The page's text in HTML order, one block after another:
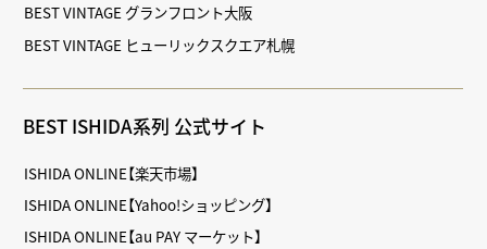
BEST VINTAGE グランフロント大阪
BEST VINTAGE ヒューリックスクエア札幌
BEST ISHIDA系列 公式サイト
ISHIDA ONLINE【楽天市場】
ISHIDA ONLINE【Yahoo!ショッピング】
ISHIDA ONLINE【au PAY マーケット】